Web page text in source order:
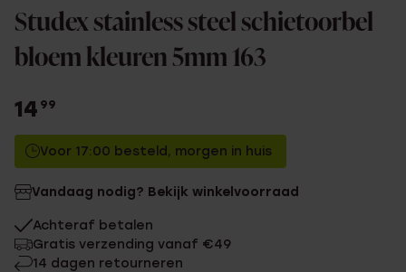
Studex stainless steel schietoorbel
bloem kleuren 5mm 163
14 99
Voor 17:00 besteld, morgen in huis
Vandaag nodig? Bekijk winkelvoorraad
Achteraf betalen
Gratis verzending vanaf €49
14 dagen retourneren